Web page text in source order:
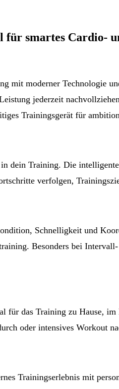
für smartes Cardio-
mit moderner Technologie
jederzeit
Trainingsgerät für
Training. Die
verfolgen,
Schnelligkeit und
Besonders bei
das Training zu Hause,
oder intensives Workout
Trainingserlebnis mit